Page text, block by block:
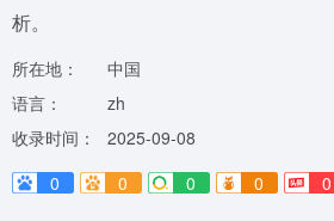
析。
所在地：
中国
语言：
zh
收录时间：
2025-09-08
0
0 0 0 0